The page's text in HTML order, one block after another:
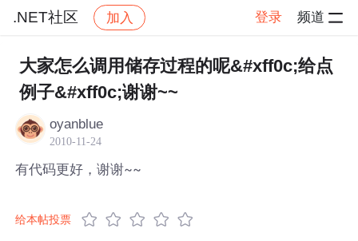
.NET社区 加入 登录 频道
社区 .NET社区 帖子详情
大家怎么调用储存过程的呢&#xff0c;给点
例子&#xff0c;谢谢~~
oyanblue
2010-11-24
有代码更好，谢谢~~
给本帖投票